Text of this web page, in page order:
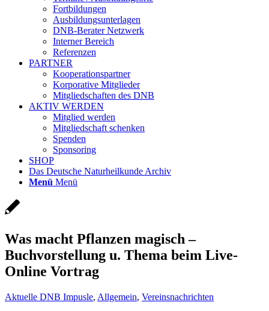
Fortbildungen
Ausbildungsunterlagen
DNB-Berater Netzwerk
Interner Bereich
Referenzen
PARTNER
Kooperationspartner
Korporative Mitglieder
Mitgliedschaften des DNB
AKTIV WERDEN
Mitglied werden
Mitgliedschaft schenken
Spenden
Sponsoring
SHOP
Das Deutsche Naturheilkunde Archiv
Menü Menü
Was macht Pflanzen magisch –
Buchvorstellung u. Thema beim Live-
Online Vortrag
Aktuelle DNB Impusle, Allgemein, Vereinsnachrichten